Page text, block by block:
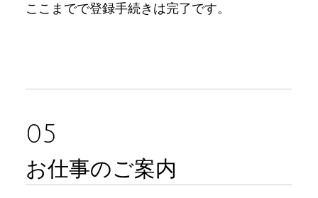
ここまでで登録手続きは完了です。
05
お仕事のご案内